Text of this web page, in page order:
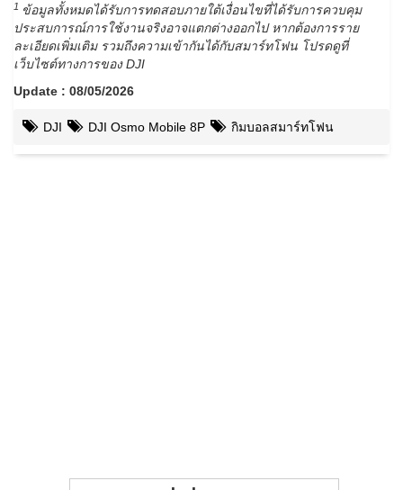
1 ข้อมูลทั้งหมดได้รับการทดสอบภายใต้เงื่อนไขที่ได้รับการควบคุม
ประสบการณ์การใช้งานจริงอาจแตกต่างออกไป หากต้องการราย
ละเอียดเพิ่มเติม รวมถึงความเข้ากันได้กับสมาร์ทโฟน โปรดดูที่
เว็บไซต์ทางการของ DJI
Update : 08/05/2026
DJI DJI Osmo Mobile 8P กิมบอลสมาร์ทโฟน